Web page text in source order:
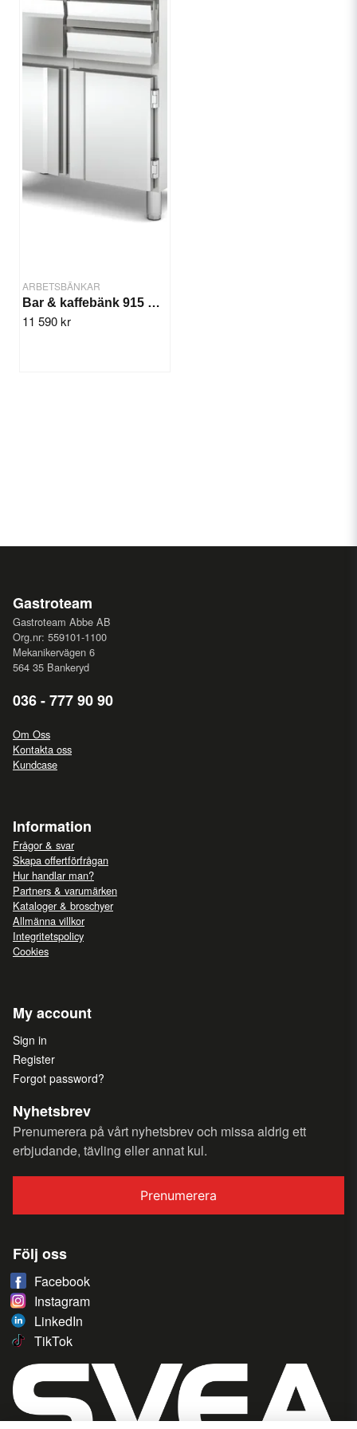
ARBETSBÄNKAR
Bar & kaffebänk 915 mm MCN-90
11 590 kr
Gastroteam
Gastroteam Abbe AB
Org.nr: 559101-1100
Mekanikervägen 6
564 35 Bankeryd
036 - 777 90 90
Om Oss
Kontakta oss
Kundcase
Information
Frågor & svar
Skapa offertförfrågan
Hur handlar man?
Partners & varumärken
Kataloger & broschyer
Allmänna villkor
Integritetspolicy
Cookies
My account
Sign in
Register
Forgot password?
Nyhetsbrev
Prenumerera på vårt nyhetsbrev och missa aldrig ett
erbjudande, tävling eller annat kul.
Prenumerera
Följ oss
Facebook
Instagram
LinkedIn
TikTok